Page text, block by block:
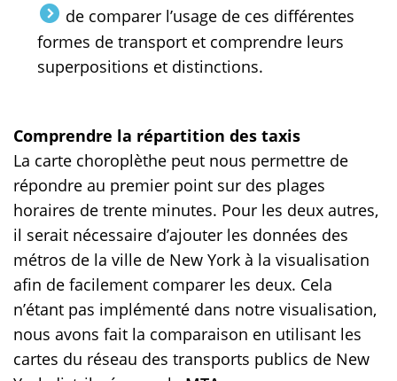
de comparer l’usage de ces différentes
formes de transport et comprendre leurs
superpositions et distinctions.
Comprendre la répartition des taxis
La carte choroplèthe peut nous permettre de
répondre au premier point sur des plages
horaires de trente minutes. Pour les deux autres,
il serait nécessaire d’ajouter les données des
métros de la ville de New York à la visualisation
afin de facilement comparer les deux. Cela
n’étant pas implémenté dans notre visualisation,
nous avons fait la comparaison en utilisant les
cartes du réseau des transports publics de New